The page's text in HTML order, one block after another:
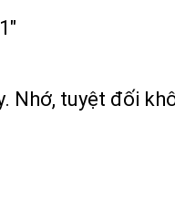
Nhớ, tuyệt đối